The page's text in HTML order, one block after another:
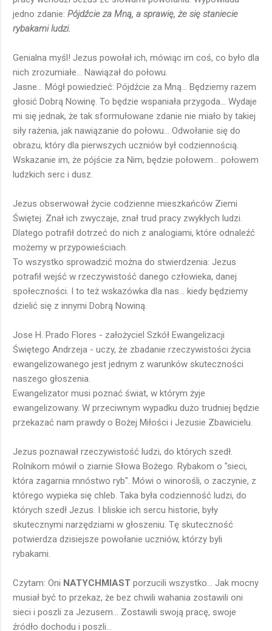
jedno zdanie: Pójdźcie za Mną, a sprawię, że się staniecie
rybakami ludzi.
Genialna myśl! Jezus powołał ich, mówiąc im coś, co było dla
nich zrozumiałe... Nawiązał do połowu.
Jasne... Mógł powiedzieć: Pójdźcie za Mną... Będziemy razem
głosić Dobrą Nowinę. To będzie wspaniała przygoda... Wydaje
mi się jednak, że tak sformułowane zdanie nie miało by takiej
siły rażenia, jak nawiązanie do połowu... Odwołanie się do
obrazu, który dla pierwszych uczniów był codziennością.
Wskazanie im, że pójście za Nim, będzie połowem... połowem
ludzkich serc i dusz.
Jezus obserwował życie codzienne mieszkańców Ziemi
Świętej. Znał ich zwyczaje, znał trud pracy zwykłych ludzi.
Dlatego potrafił dotrzeć do nich z analogiami, które odnaleźć
możemy w przypowieściach.
To wszystko sprowadzić można do stwierdzenia: Jezus
potrafił wejść w rzeczywistość danego człowieka, danej
społeczności. I to też wskazówka dla nas... kiedy będziemy
dzielić się z innymi Dobrą Nowiną.
Jose H. Prado Flores - założyciel Szkół Ewangelizacji
Świętego Andrzeja - uczy, że zbadanie rzeczywistości życia
ewangelizowanego jest jednym z warunków skuteczności
naszego głoszenia.
Ewangelizator musi poznać świat, w którym żyje
ewangelizowany. W przeciwnym wypadku dużo trudniej będzie
przekazać nam prawdy o Bożej Miłości i Jezusie Zbawicielu.
Jezus poznawał rzeczywistość ludzi, do których szedł.
Rolnikom mówił o ziarnie Słowa Bożego. Rybakom o "sieci,
która zagarnia mnóstwo ryb". Mówi o winorośli, o zaczynie, z
którego wypieka się chleb. Taka była codzienność ludzi, do
których szedł Jezus. I bliskie ich sercu historie, były
skutecznymi narzędziami w głoszeniu. Tę skuteczność
potwierdza dzisiejsze powołanie uczniów, którzy byli
rybakami.
Czytam: Oni NATYCHMIAST porzucili wszystko... Jak mocny
musiał być to przekaz, że bez chwili wahania zostawili oni
sieci i poszli za Jezusem... Zostawili swoją pracę, swoje
źródło dochodu i poszli...